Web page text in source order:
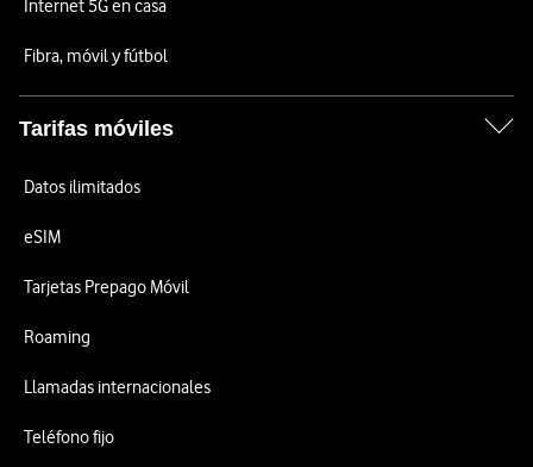
Internet 5G en casa
Fibra, móvil y fútbol
Tarifas móviles
Datos ilimitados
eSIM
Tarjetas Prepago Móvil
Roaming
Llamadas internacionales
Teléfono fijo